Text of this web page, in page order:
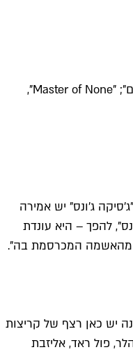
"'Master of None' זורמת פרק אחר פרק בתבונה ובקלילות מנושא לנושא: אהבה, כסף, תעסוקה, מעמד, גזענות. 25 שנה לאחר "סיינפלד", שהבטיחה להיות "סדרה על כלום"; "Master of None",
ג'ונס" יש אמירה
להפך – היא עונדת
מהאשמה המכרסמת בה".
את יומו האחרון. כצפוי, בראש ובראשונה יש כאן רצף של קריצות
פול ראד, אליזבת